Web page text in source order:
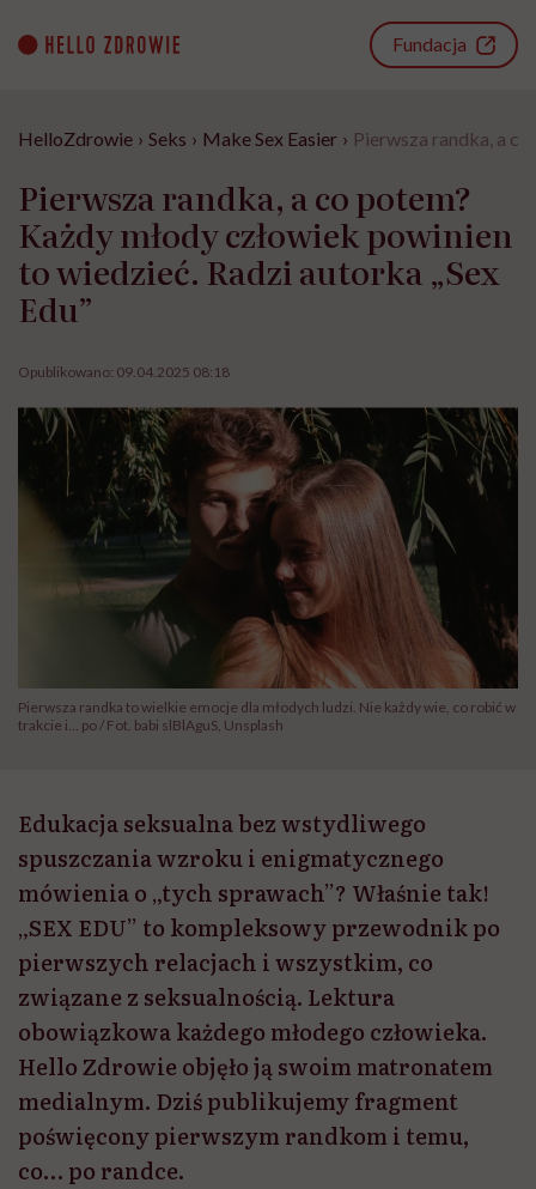
content
Fundacja
HelloZdrowie › Seks › Make Sex Easier › Pierwsza randka, a
Pierwsza randka, a co potem?
Każdy młody człowiek powinien
to wiedzieć. Radzi autorka „Sex
Edu”
Opublikowano: 09.04.2025 08:18
Pierwsza randka to wielkie emocje dla młodych ludzi. Nie każdy wie, co robić w
trakcie i... po / Fot. babi slBlAguS, Unsplash
Edukacja seksualna bez wstydliwego
spuszczania wzroku i enigmatycznego
mówienia o „tych sprawach”? Właśnie tak!
„SEX EDU” to kompleksowy przewodnik po
pierwszych relacjach i wszystkim, co
związane z seksualnością. Lektura
obowiązkowa każdego młodego człowieka.
Hello Zdrowie objęło ją swoim matronatem
medialnym. Dziś publikujemy fragment
poświęcony pierwszym randkom i temu,
co… po randce.